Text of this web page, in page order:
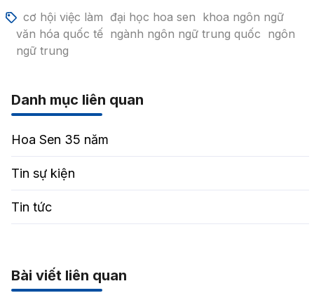
cơ hội việc làm đại học hoa sen khoa ngôn ngữ
văn hóa quốc tế ngành ngôn ngữ trung quốc ngôn
ngữ trung
Danh mục liên quan
Hoa Sen 35 năm
Tin sự kiện
Tin tức
Bài viết liên quan